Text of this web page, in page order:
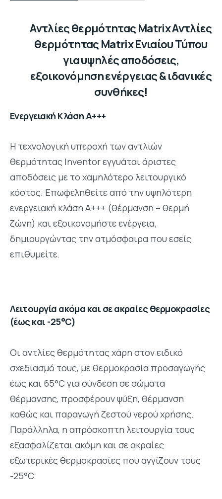
Αντλίες θερμότητας Matrix Αντλίες
θερμότητας Matrix Ενιαίου Τύπου
για υψηλές αποδόσεις,
εξοικονόμηση ενέργειας & ιδανικές
συνθήκες!
Ενεργειακή Κλάση Α+++
Η τεχνολογική υπεροχή των αντλιών
θερμότητας Inventor εγγυάται άριστες
αποδόσεις με το χαμηλότερο λειτουργικό
κόστος. Επωφεληθείτε από την υψηλότερη
ενεργειακή κλάση Α+++ (θέρμανση – θερμή
ζώνη) και εξοικονομήστε ενέργεια,
δημιουργώντας την ατμόσφαιρα που εσείς
επιθυμείτε.
Λειτουργία ακόμα και σε ακραίες θερμοκρασίες
(έως και -25°C)
Οι αντλίες θερμότητας χάρη στον ειδικό
σχεδιασμό τους, με θερμοκρασία προσαγωγής
έως και 65°C για σύνδεση σε σώματα
θέρμανσης, προσφέρουν ψύξη, θέρμανση
καθώς και παραγωγή ζεστού νερού χρήσης.
Παράλληλα, η απρόσκοπτη λειτουργία τους
εξασφαλίζεται ακόμη και σε ακραίες
εξωτερικές θερμοκρασίες που αγγίζουν τους
-25°C.